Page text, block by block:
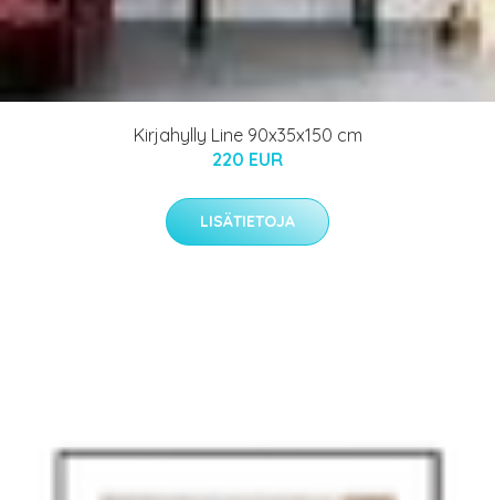
Kirjahylly Line 90x35x150 cm
220 EUR
LISÄTIETOJA